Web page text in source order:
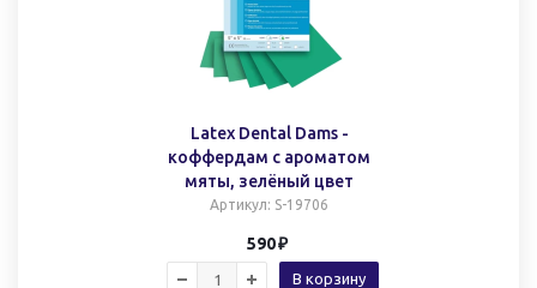
Latex Dental Dams -
коффердам с ароматом
мяты, зелёный цвет
Артикул: S-19706
590
В корзину